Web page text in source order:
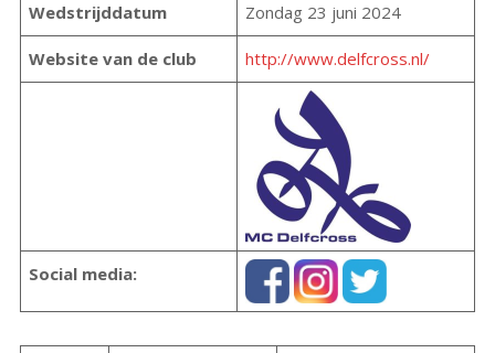
Wedstrijddatum Zondag 23 juni 2024
Website van de club http://www.delfcross.nl/
Social media: